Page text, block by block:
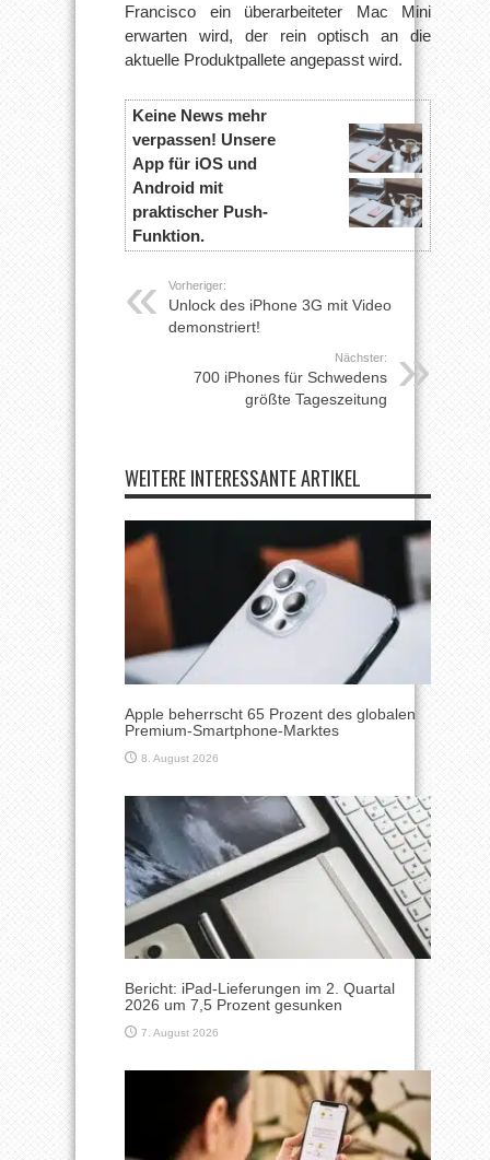
Francisco ein überarbeiteter Mac Mini
erwarten wird, der rein optisch an die
aktuelle Produktpallete angepasst wird.
Keine News mehr
verpassen! Unsere
App für iOS und
Android mit
praktischer Push-
Funktion.
Vorheriger:
Unlock des iPhone 3G mit Video
demonstriert!
Nächster:
700 iPhones für Schwedens
größte Tageszeitung
WEITERE INTERESSANTE ARTIKEL
Apple beherrscht 65 Prozent des globalen
Premium-Smartphone-Marktes
8. August 2026
Bericht: iPad-Lieferungen im 2. Quartal
2026 um 7,5 Prozent gesunken
7. August 2026